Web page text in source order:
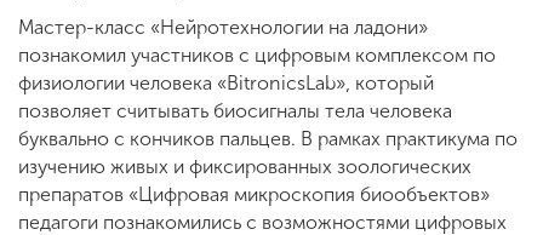
Мастер-класс «Нейротехнологии на ладони»
познакомил участников с цифровым комплексом по
физиологии человека «BitronicsLab», который
позволяет считывать биосигналы тела человека
буквально с кончиков пальцев. В рамках практикума по
изучению живых и фиксированных зоологических
препаратов «Цифровая микроскопия биообъектов»
педагоги познакомились с возможностями цифровых